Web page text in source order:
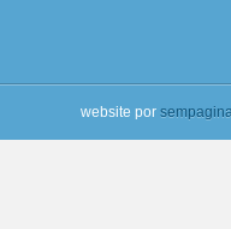
website por